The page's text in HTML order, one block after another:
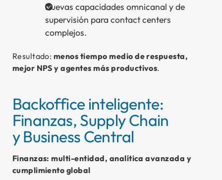
Nuevas capacidades omnicanal y de
supervisión para contact centers
complejos.
Resultado: menos tiempo medio de respuesta,
mejor NPS y agentes más productivos.
Backoffice inteligente:
Finanzas, Supply Chain
y Business Central
Finanzas: multi-entidad, analítica avanzada y
cumplimiento global